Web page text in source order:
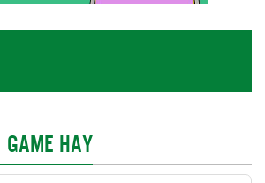
HAY